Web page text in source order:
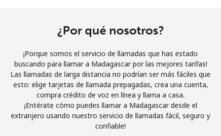
Términos y condiciones.
Únete
¡Hola!
¿Por qué nosotros?
¡Porque somos el servicio de llamadas que has estado
buscando para llamar a Madagascar por las mejores tarifas!
Las llamadas de larga distancia no podrían ser más fáciles que
esto: elige tarjetas de llamada prepagadas, crea una cuenta,
compra crédito de voz en línea y llama a casa.
¡Entérate cómo puedes llamar a Madagascar desde el
extranjero usando nuestro servicio de llamadas fácil, seguro y
confiable!